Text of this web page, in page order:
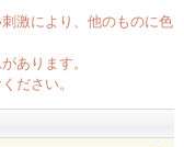
激により、他のものに色
あります。
ださい。